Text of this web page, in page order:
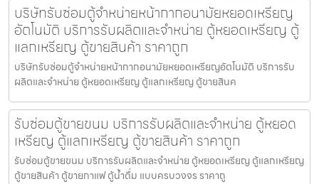
บริษัทรับซ่อมตู้จำหน่ายหน้ากากอนามัยหยอดเหรียญ​​​
อัตโนมัติ บริการรับผลิตและจำหน่าย ตู้หยอดเหรียญ ตู้
แลกเหรียญ ตู้ขายสินค้า ราคาถูก
บริษัทรับซ่อมตู้จำหน่ายหน้ากากอนามัยหยอดเหรียญ​​​อัตโนมัติ บริการรับ
ผลิตและจำหน่าย ตู้หยอดเหรียญ ตู้แลกเหรียญ ตู้ขายสินค
รับซ่อมตู้ขายขนม บริการรับผลิตและจำหน่าย ตู้หยอด
เหรียญ ตู้แลกเหรียญ ตู้ขายสินค้า ราคาถูก
รับซ่อมตู้ขายขนม บริการรับผลิตและจำหน่าย ตู้หยอดเหรียญ ตู้แลกเหรียญ
ตู้ขายสินค้า ตู้ขายกาแฟ ตู้น้ำดื่ม แบบครบวงจร ราคาถู